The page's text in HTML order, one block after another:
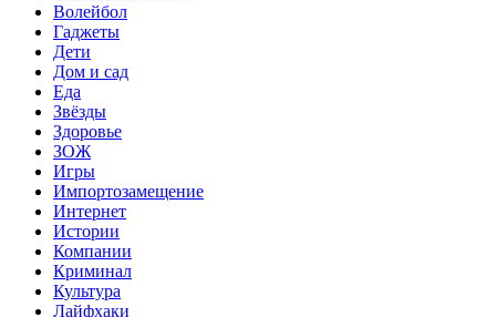
Волейбол
Гаджеты
Дети
Дом и сад
Еда
Звёзды
Здоровье
ЗОЖ
Игры
Импортозамещение
Интернет
Истории
Компании
Криминал
Культура
Лайфхаки